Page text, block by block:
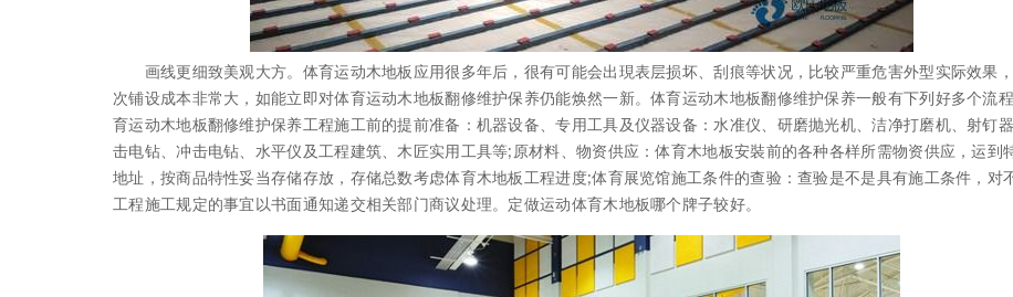
画线更细致美观大方。体育运动木地板应用很多年后，很有可能会出現表层损坏、刮痕等状况，比较严重危害外型实际效果
次铺设成本非常大，如能立即对体育运动木地板翻修维护保养仍能焕然一新。体育运动木地板翻修维护保养一般有下列好多个流
育运动木地板翻修维护保养工程施工前的提前准备：机器设备、专用工具及仪器设备：水准仪、研磨抛光机、洁净打磨机、射钉
击电钻、冲击电钻、水平仪及工程建筑、木匠实用工具等;原材料、物资供应：体育木地板安裝前的各种各样所需物资供应，运到
地址，按商品特性妥当存储存放，存储总数考虑体育木地板工程进度;体育展览馆施工条件的查验：查验是不是具有施工条件，对
工程施工规定的事宜以书面通知递交相关部门商议处理。定做运动体育木地板哪个牌子较好。